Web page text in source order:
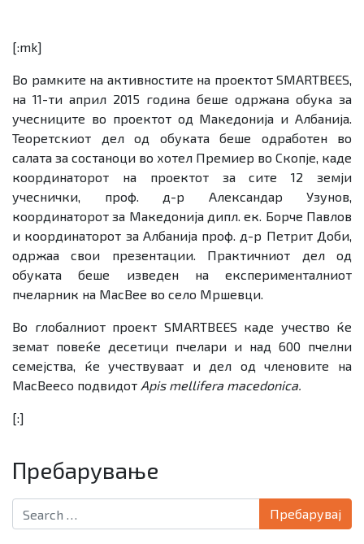
[:mk]
Во рамките на активностите на проектот SMARTBEES,
на 11-ти април 2015 година беше одржана обука за
учесниците во проектот од Македонија и Албанија.
Теоретскиот дел од обуката беше одработен во
салата за состаноци во хотел Премиер во Скопје, каде
координаторот на проектот за сите 12 земји
учеснички, проф. д-р Александар Узунов,
координаторот за Македонија дипл. ек. Борче Павлов
и координаторот за Албанија проф. д-р Петрит Доби,
одржаа свои презентации. Практичниот дел од
обуката беше изведен на експерименталниот
пчеларник на MacBee во село Мршевци.
Во глобалниот проект SMARTBEES каде учество ќе
земат повеќе десетици пчелари и над 600 пчелни
семејства, ќе учествуваат и дел од членовите на
MacBeeсо подвидот Apis mellifera macedonica.
[:]
Пребарување
Search for: